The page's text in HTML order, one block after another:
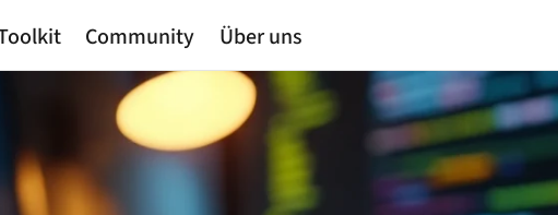
Community Über uns